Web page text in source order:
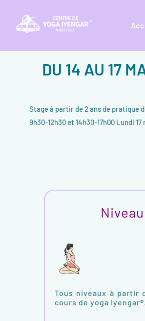
DU 14 AU 17
Stage à partir de 2 ans de pratique
9h30-12h30 et 14h30-17h00 Lundi
Niveau
Tous niveaux à partir
cours de yoga Iyengar®.